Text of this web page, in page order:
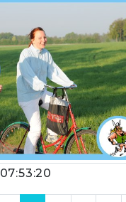
07:53:20